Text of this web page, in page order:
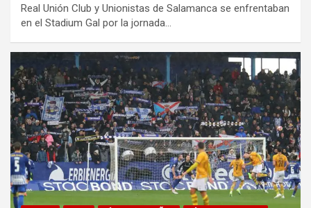
Real Unión Club y Unionistas de Salamanca se enfrentaban
en el Stadium Gal por la jornada…